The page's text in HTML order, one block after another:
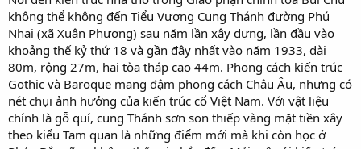
không thể không đến Tiểu Vương Cung Thánh đường Phú
Nhai (xã Xuân Phương) sau năm lần xây dựng, lần đầu vào
khoảng thế kỷ thứ 18 và gần đây nhất vào năm 1933, dài
80m, rộng 27m, hai tòa tháp cao 44m. Phong cách kiến trúc
Gothic và Baroque mang đậm phong cách Châu Âu, nhưng có
nét chụi ảnh hưởng của kiến trúc cổ Việt Nam. Với vật liệu
chính là gỗ quí, cung Thánh sơn son thiếp vàng mặt tiền xây
theo kiểu Tam quan là những điểm mới mà khi còn học ở